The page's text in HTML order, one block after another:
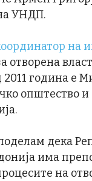
УНДП.
на
отворена
2011 година е
општество и
дека
има
на